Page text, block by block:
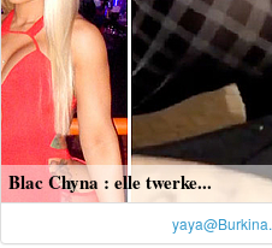
Blac Chyna : elle twerke...
yaya@Burkina.